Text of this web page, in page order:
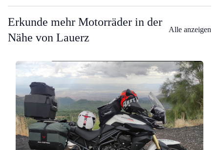
Erkunde mehr Motorräder in der
Nähe von Lauerz
Alle anzeigen